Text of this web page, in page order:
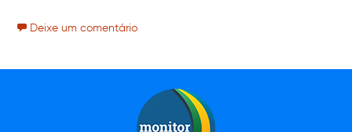
Deixe um comentário